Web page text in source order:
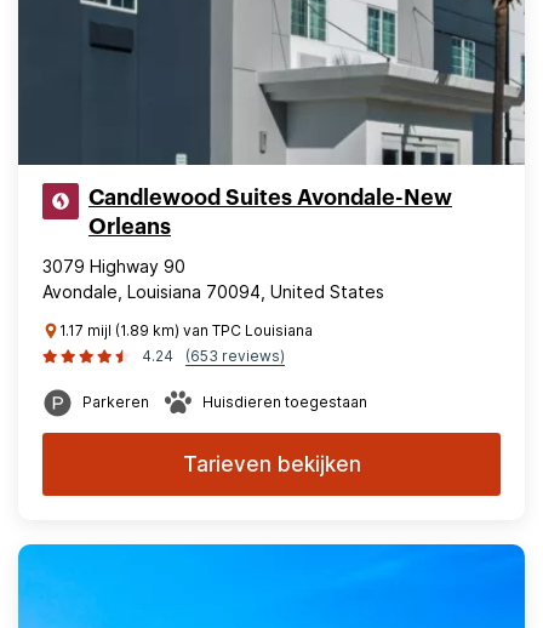
Candlewood Suites Avondale-New
Orleans
3079 Highway 90
Avondale, Louisiana 70094, United States
1.17 mijl (1.89 km) van TPC Louisiana
4.24
(653 reviews)
Parkeren Huisdieren toegestaan
Tarieven bekijken